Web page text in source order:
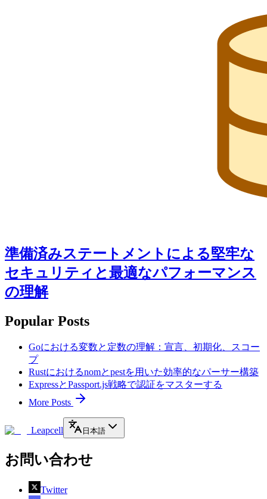
準備済みステートメントによる堅牢な
セキュリティと最適なパフォーマンス
の理解
Popular Posts
Goにおける変数と定数の理解：宣言、初期化、スコー
プ
Rustにおけるnomとpestを用いた効率的なパーサー構築
ExpressとPassport.js戦略で認証をマスターする
More Posts
Leapcell 日本語
お問い合わせ
Twitter